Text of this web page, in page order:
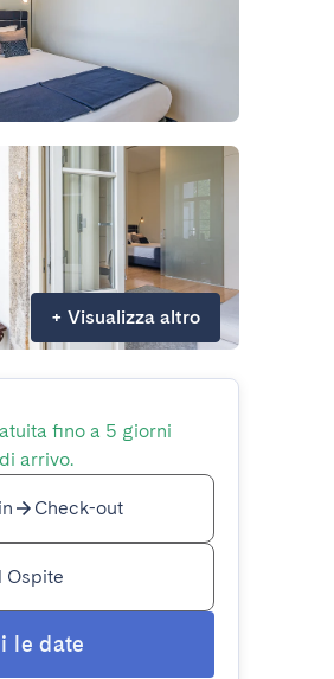
+ Visualizza altro
fino a 5 giorni
arrivo.
Check-out
Ospite
le date